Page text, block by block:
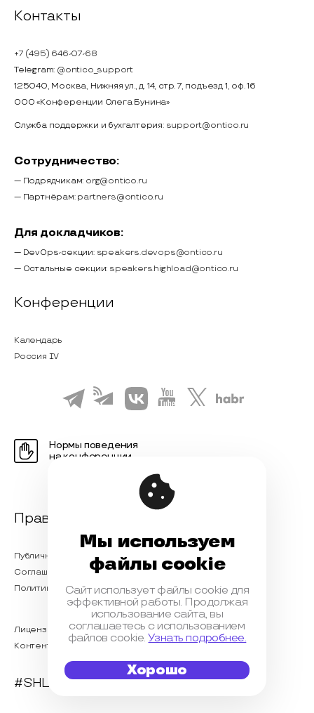
Контакты
+7 (495) 646-07-68
Telegram: @ontico_support
125040, Москва, Нижняя ул., д. 14, стр. 7, подъезд 1, оф. 16
ООО «Конференции Олега Бунина»
Служба поддержки и бухгалтерия: support@ontico.ru
Сотрудничество:
— Подрядчикам: org@ontico.ru
— Партнёрам: partners@ontico.ru
Для докладчиков:
— DevOps-секции: speakers.devops@ontico.ru
— Остальные секции: speakers.highload@ontico.ru
Конференции
Календарь
Россия IV
Нормы поведения
на конференции
Правовая информация
Публичная оферта
Соглашение на обработку персональных данных
Политика обработки персональных данных
Лицензионный договор с Автором
Контентная политика конференции
#SHL2023
Мы используем
файлы cookie
Сайт использует файлы cookie для
эффективной работы. Продолжая
использование сайта, вы
соглашаетесь с использованием
файлов cookie.Узнать подробнее.
Хорошо